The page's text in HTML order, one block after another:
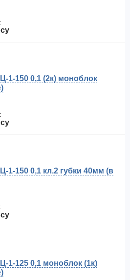
1-150 0,1 (2к) моноблок
1-150 0,1 кл.2 губки 40мм (в
1-125 0,1 моноблок (1к)